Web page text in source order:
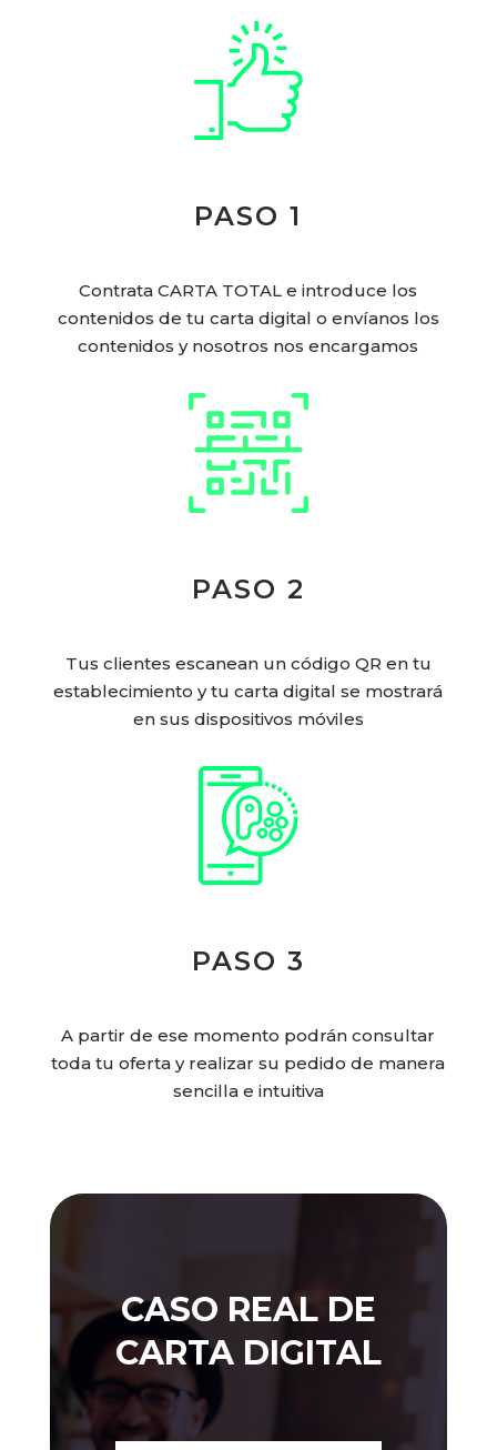
PASO 1
Contrata CARTA TOTAL e introduce los
contenidos de tu carta digital o envíanos los
contenidos y nosotros nos encargamos
PASO 2
Tus clientes escanean un código QR en tu
establecimiento y tu carta digital se mostrará
en sus dispositivos móviles
PASO 3
A partir de ese momento podrán consultar
toda tu oferta y realizar su pedido de manera
sencilla e intuitiva
CASO REAL DE
CARTA DIGITAL